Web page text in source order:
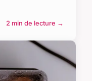
2 min de lecture →